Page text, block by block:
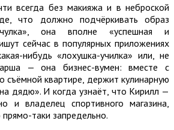
всегда без макияжа и в неброской
что должно подчёркивать образ
она вполне «успешная и
сейчас в популярных приложениях
нибудь «лохушка-училка» или, не
— она бизнес-вумен: вместе с
съёмной квартире, держит кулинарную
дядю». И когда узнаёт, что Кирилл —
и владелец спортивного магазина,
таки запредельно.